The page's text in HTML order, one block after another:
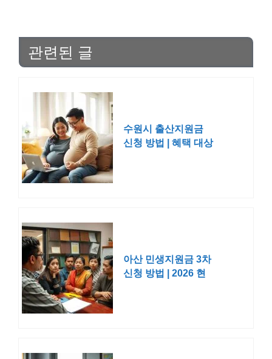
관련된 글
수원시 출산지원금
신청 방법 | 혜택 대상
아산 민생지원금 3차
신청 방법 | 2026 현